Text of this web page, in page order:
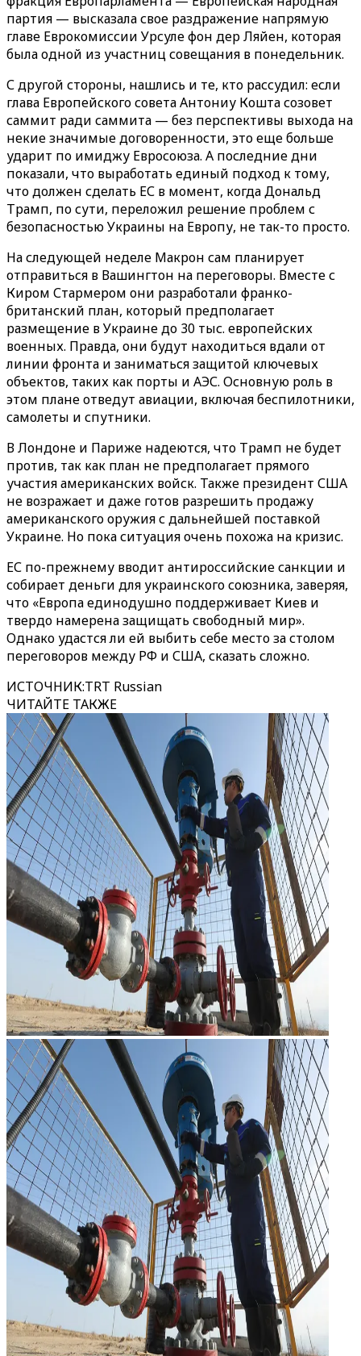
партия — высказала свое раздражение напрямую
главе Еврокомиссии Урсуле фон дер Ляйен, которая
была одной из участниц совещания в понедельник.
С другой стороны, нашлись и те, кто рассудил: если
глава Европейского совета Антониу Кошта созовет
саммит ради саммита — без перспективы выхода на
некие значимые договоренности, это еще больше
ударит по имиджу Евросоюза. А последние дни
показали, что выработать единый подход к тому,
что должен сделать ЕС в момент, когда Дональд
Трамп, по сути, переложил решение проблем с
безопасностью Украины на Европу, не так-то просто.
На следующей неделе Макрон сам планирует
отправиться в Вашингтон на переговоры. Вместе с
Киром Стармером они разработали франко-
британский план, который предполагает
размещение в Украине до 30 тыс. европейских
военных. Правда, они будут находиться вдали от
линии фронта и заниматься защитой ключевых
объектов, таких как порты и АЭС. Основную роль в
этом плане отведут авиации, включая беспилотники,
самолеты и спутники.
В Лондоне и Париже надеются, что Трамп не будет
против, так как план не предполагает прямого
участия американских войск. Также президент США
не возражает и даже готов разрешить продажу
американского оружия с дальнейшей поставкой
Украине. Но пока ситуация очень похожа на кризис.
ЕС по-прежнему вводит антироссийские санкции и
собирает деньги для украинского союзника, заверяя,
что «Европа единодушно поддерживает Киев и
твердо намерена защищать свободный мир».
Однако удастся ли ей выбить себе место за столом
переговоров между РФ и США, сказать сложно.
ИСТОЧНИК:TRT Russian
ЧИТАЙТЕ ТАКЖЕ